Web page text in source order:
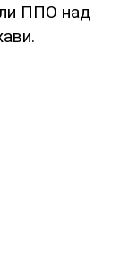
ППО над